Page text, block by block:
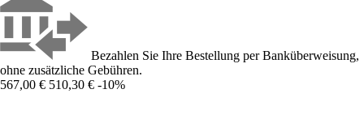
Bezahlen Sie Ihre Bestellung per Banküberweisung,
ohne zusätzliche Gebühren.
567,00 € 510,30 € -10%